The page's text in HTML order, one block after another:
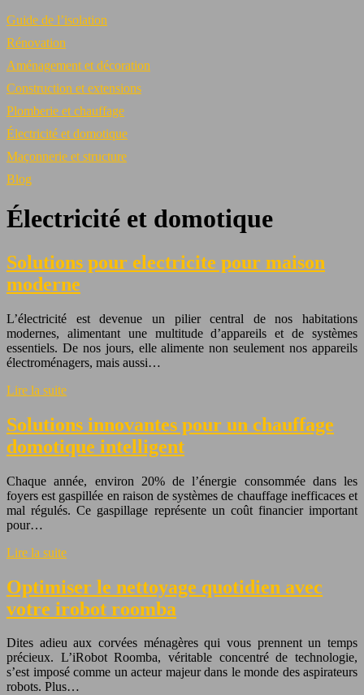
Guide de l’isolation
Rénovation
Aménagement et décoration
Construction et extensions
Plomberie et chauffage
Électricité et domotique
Maçonnerie et structure
Blog
Électricité et domotique
Solutions pour electricite pour maison
moderne
L’électricité est devenue un pilier central de nos habitations
modernes, alimentant une multitude d’appareils et de systèmes
essentiels. De nos jours, elle alimente non seulement nos appareils
électroménagers, mais aussi…
Lire la suite
Solutions innovantes pour un chauffage
domotique intelligent
Chaque année, environ 20% de l’énergie consommée dans les
foyers est gaspillée en raison de systèmes de chauffage inefficaces et
mal régulés. Ce gaspillage représente un coût financier important
pour…
Lire la suite
Optimiser le nettoyage quotidien avec
votre irobot roomba
Dites adieu aux corvées ménagères qui vous prennent un temps
précieux. L’iRobot Roomba, véritable concentré de technologie,
s’est imposé comme un acteur majeur dans le monde des aspirateurs
robots. Plus…